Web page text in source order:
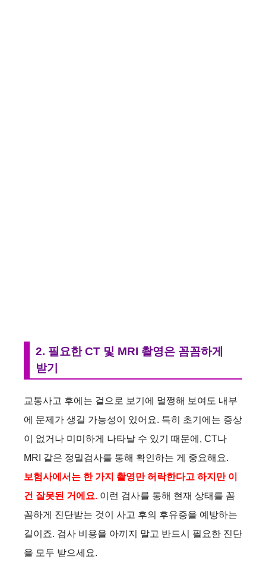
2. 필요한 CT 및 MRI 촬영은 꼼꼼하게
받기
교통사고 후에는 겉으로 보기에 멀쩡해 보여도 내부
에 문제가 생길 가능성이 있어요. 특히 초기에는 증상
이 없거나 미미하게 나타날 수 있기 때문에, CT나
MRI 같은 정밀검사를 통해 확인하는 게 중요해요.
보험사에서는 한 가지 촬영만 허락한다고 하지만 이
건 잘못된 거에요. 이런 검사를 통해 현재 상태를 꼼
꼼하게 진단받는 것이 사고 후의 후유증을 예방하는
길이죠. 검사 비용을 아끼지 말고 반드시 필요한 진단
을 모두 받으세요.